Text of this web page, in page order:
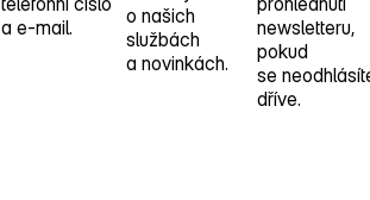
a e‑mail.
o našich
službách
a novinkách.
newsletteru,
pokud
se
dříve.